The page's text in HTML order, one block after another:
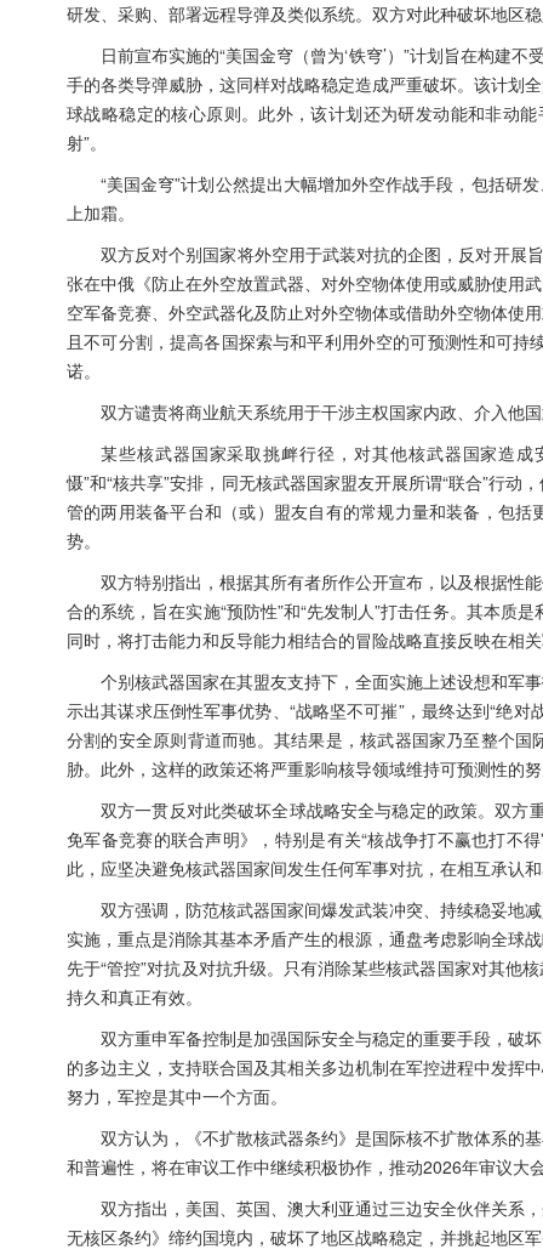
研发、采购、部署远程导弹及类似系统。双方对此种破坏地区
日前宣布实施的“美国金穹（曾为‘铁穹’）”计划旨在构建
手的各类导弹威胁，这同样对战略稳定造成严重破坏。该计划
球战略稳定的核心原则。此外，该计划还为研发动能和非动
射”。
“美国金穹”计划公然提出大幅增加外空作战手段，包括研
上加霜。
双方反对个别国家将外空用于武装对抗的企图，反对开展
张在中俄《防止在外空放置武器、对外空物体使用或威胁使用
空军备竞赛、外空武器化及防止对外空物体或借助外空物体使
且不可分割，提高各国探索与和平利用外空的可预测性和可
诺。
双方谴责将商业航天系统用于干涉主权国家内政、介入他
某些核武器国家采取挑衅行径，对其他核武器国家造
慑”和“核共享”安排，同无核武器国家盟友开展所谓“联合”行
管的两用装备平台和（或）盟友自有的常规力量和装备，包
势。
双方特别指出，根据其所有者所作公开宣布，以及根据性
合的系统，旨在实施“预防性”和“先发制人”打击任务。其本质
同时，将打击能力和反导能力相结合的冒险战略直接反映在相
个别核武器国家在其盟友支持下，全面实施上述设想和军
示出其谋求压倒性军事优势、“战略坚不可摧”，最终达到“绝
分割的安全原则背道而驰。其结果是，核武器国家乃至整个
胁。此外，这样的政策还将严重影响核导领域维持可预测性的
双方一贯反对此类破坏全球战略安全与稳定的政策。双
免军备竞赛的联合声明》，特别是有关“核战争打不赢也打不
此，应坚决避免核武器国家间发生任何军事对抗，在相互承认
双方强调，防范核武器国家间爆发武装冲突、持续稳妥
实施，重点是消除其基本矛盾产生的根源，通盘考虑影响全球
先于“管控”对抗及对抗升级。只有消除某些核武器国家对其他
持久和真正有效。
双方重申军备控制是加强国际安全与稳定的重要手段，破
的多边主义，支持联合国及其相关多边机制在军控进程中发挥
努力，军控是其中一个方面。
双方认为，《不扩散核武器条约》是国际核不扩散体系的
和普遍性，将在审议工作中继续积极协作，推动2026年审议
双方指出，美国、英国、澳大利亚通过三边安全伙伴关系
无核区条约》缔约国境内，破坏了地区战略稳定，并挑起地区